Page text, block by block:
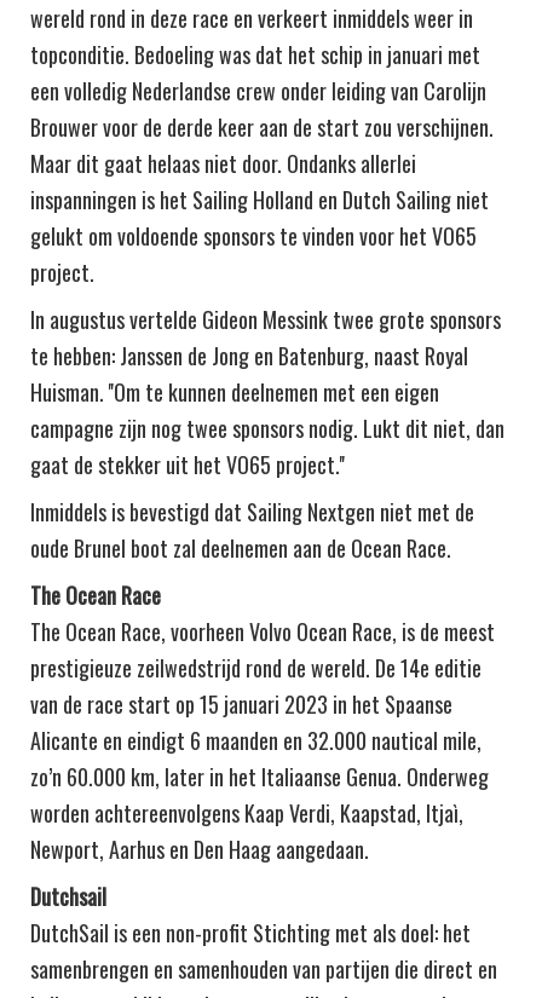
wereld rond in deze race en verkeert inmiddels weer in
topconditie. Bedoeling was dat het schip in januari met
een volledig Nederlandse crew onder leiding van Carolijn
Brouwer voor de derde keer aan de start zou verschijnen.
Maar dit gaat helaas niet door. Ondanks allerlei
inspanningen is het Sailing Holland en Dutch Sailing niet
gelukt om voldoende sponsors te vinden voor het VO65
project.
In augustus vertelde Gideon Messink twee grote sponsors
te hebben: Janssen de Jong en Batenburg, naast Royal
Huisman. ''Om te kunnen deelnemen met een eigen
campagne zijn nog twee sponsors nodig. Lukt dit niet, dan
gaat de stekker uit het VO65 project.''
Inmiddels is bevestigd dat Sailing Nextgen niet met de
oude Brunel boot zal deelnemen aan de Ocean Race.
The Ocean Race
The Ocean Race, voorheen Volvo Ocean Race, is de meest
prestigieuze zeilwedstrijd rond de wereld. De 14e editie
van de race start op 15 januari 2023 in het Spaanse
Alicante en eindigt 6 maanden en 32.000 nautical mile,
zo’n 60.000 km, later in het Italiaanse Genua. Onderweg
worden achtereenvolgens Kaap Verdi, Kaapstad, Itjaì,
Newport, Aarhus en Den Haag aangedaan.
Dutchsail
DutchSail is een non-profit Stichting met als doel: het
samenbrengen en samenhouden van partijen die direct en